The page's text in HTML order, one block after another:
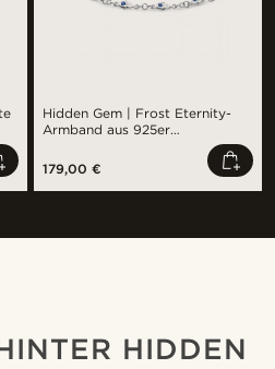
Hidden Gem | Frost Eternity-
Armband aus 925er
179,00 €
HIDDEN